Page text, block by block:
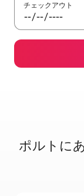
チェックアウト
ポルトに⁠